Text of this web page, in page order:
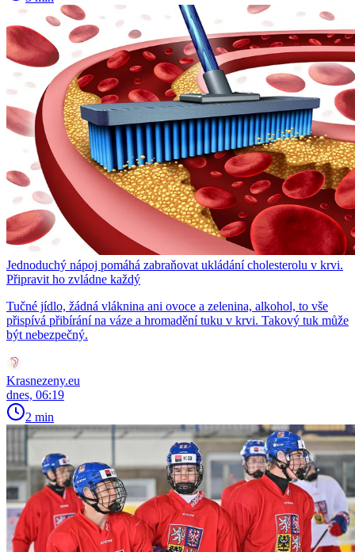
Jednoduchý nápoj pomáhá zabraňovat ukládání cholesterolu v krvi.
Připravit ho zvládne každý
Tučné jídlo, žádná vláknina ani ovoce a zelenina, alkohol, to vše
přispívá přibírání na váze a hromadění tuku v krvi. Takový tuk může
být nebezpečný.
Krasnezeny.eu
dnes, 06:19
2 min